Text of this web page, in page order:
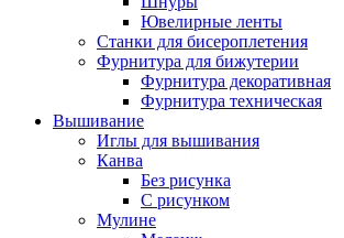
Ювелирные ленты
Станки для бисероплетения
Фурнитура для бижутерии
Фурнитура декоративная
Фурнитура техническая
Вышивание
Иглы для вышивания
Канва
Без рисунка
С рисунком
Мулине